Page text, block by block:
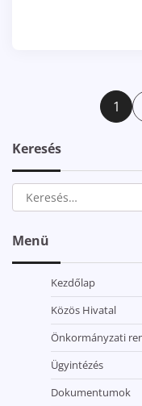
Bejegyzések
1
Keresés
Keresés:
Menü
Kezdőlap
Közös Hivatal
Önkormányzati
Ügyintézés
Dokumentumok